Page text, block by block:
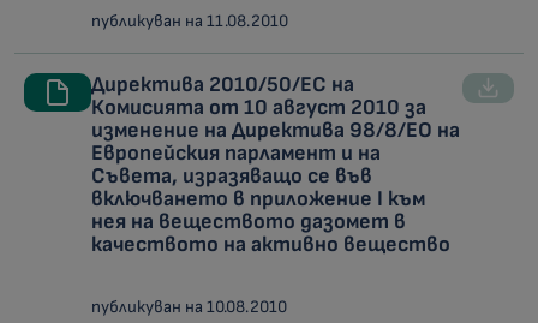
публикуван на 11.08.2010
Директива 2010/50/ЕC на
Комисията от 10 август 2010 за
изменение на Директива 98/8/ЕО на
Европейския парламент и на
Съвета, изразяващо се във
включването в приложение I към
нея на веществото дазомет в
качеството на активно вещество
публикуван на 10.08.2010